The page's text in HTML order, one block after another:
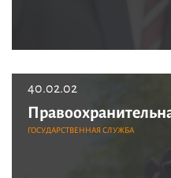
40.02.02
ГОСУДАРСТВЕННАЯ СЛУЖБА